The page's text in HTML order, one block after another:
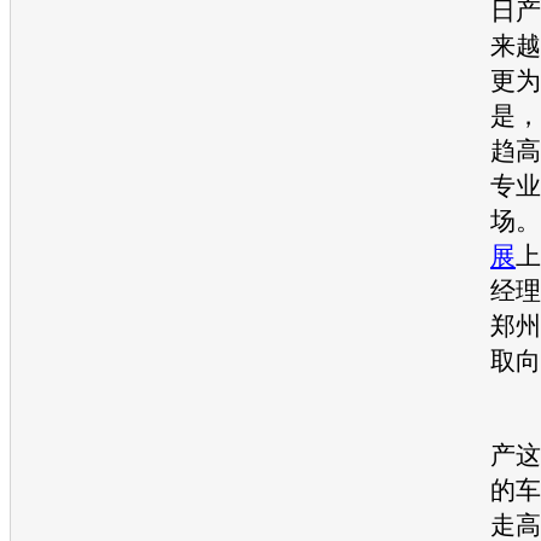
日产
来
更
是，
趋
专
场
展
经
郑
取
产
的
走